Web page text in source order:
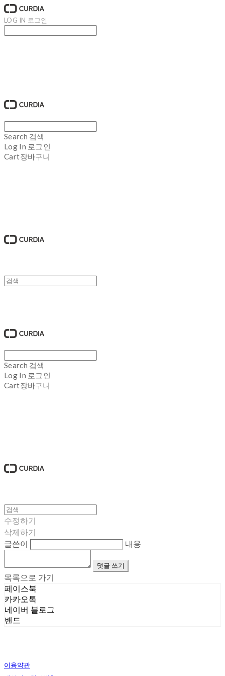
LOG IN 로그인
Search 검색
Log In 로그인
Cart장바구니
Search 검색
Log In 로그인
Cart장바구니
수정하기
삭제하기
글쓴이
내용
댓글 쓰기
목록으로 가기
페이스북
카카오톡
네이버 블로그
밴드
이용약관